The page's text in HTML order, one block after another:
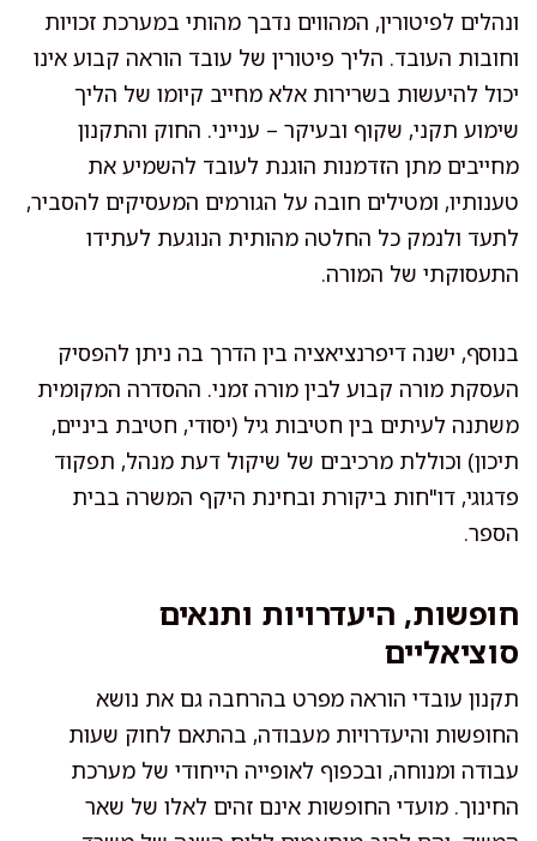
ונהלים לפיטורין, המהווים נדבך מהותי במערכת זכויות
וחובות העובד. הליך פיטורין של עובד הוראה קבוע אינו
יכול להיעשות בשרירות אלא מחייב קיומו של הליך
שימוע תקני, שקוף ובעיקר – ענייני. החוק והתקנון
מחייבים מתן הזדמנות הוגנת לעובד להשמיע את
טענותיו, ומטילים חובה על הגורמים המעסיקים להסביר,
לתעד ולנמק כל החלטה מהותית הנוגעת לעתידו
התעסוקתי של המורה.
בנוסף, ישנה דיפרנציאציה בין הדרך בה ניתן להפסיק
העסקת מורה קבוע לבין מורה זמני. ההסדרה המקומית
משתנה לעיתים בין חטיבות גיל (יסודי, חטיבת ביניים,
תיכון) וכוללת מרכיבים של שיקול דעת מנהל, תפקוד
פדגוגי, דו"חות ביקורת ובחינת היקף המשרה בבית
הספר.
חופשות, היעדרויות ותנאים
סוציאליים
תקנון עובדי הוראה מפרט בהרחבה גם את נושא
החופשות והיעדרויות מעבודה, בהתאם לחוק שעות
עבודה ומנוחה, ובכפוף לאופייה הייחודי של מערכת
החינוך. מועדי החופשות אינם זהים לאלו של שאר